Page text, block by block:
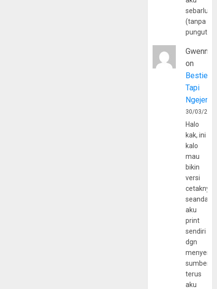
(tanpa
Gwenny
on
Bestie
Tapi
30/03/
Halo
kak, ini
kalo
mau
bikin
versi
cetaknya
aku
print
sendiri
dgn
sumber
terus
aku